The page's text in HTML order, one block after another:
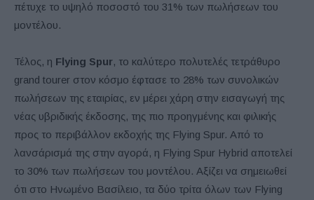
πέτυχε το υψηλό ποσοστό του 31% των πωλήσεων του
μοντέλου.
Τέλος, η Flying Spur, το καλύτερο πολυτελές τετράθυρο
grand tourer στον κόσμο έφτασε το 28% των συνολικών
πωλήσεων της εταιρίας, εν μέρει χάρη στην εισαγωγή της
νέας υβριδικής έκδοσης, της πιο προηγμένης και φιλικής
προς το περιβάλλον εκδοχής της Flying Spur. Από το
λανσάρισμά της στην αγορά, η Flying Spur Hybrid αποτελεί
το 30% των πωλήσεων του μοντέλου. Αξίζει να σημειωθεί
ότι στο Ηνωμένο Βασίλειο, τα δύο τρίτα όλων των Flying